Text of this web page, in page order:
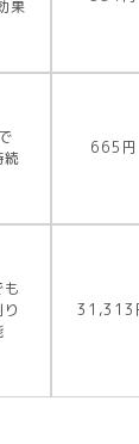
果
続
665円
も
31,313